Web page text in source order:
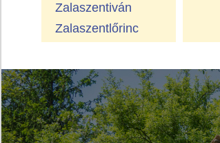
Zalaszentiván
Zalaszentlőrinc